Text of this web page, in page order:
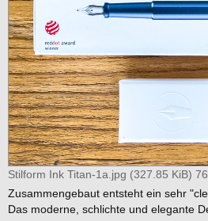
Stilform Ink Titan-1a.jpg (327.85 KiB)
Zusammengebaut entsteht ein sehr
Das moderne, schlichte und elegante